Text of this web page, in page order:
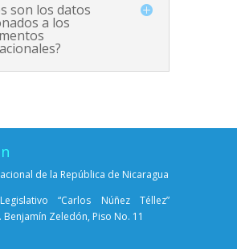
son los datos
a los
de la República de Nicaragua
“Carlos Núñez Téllez”
Benjamín Zeledón, Piso No. 11